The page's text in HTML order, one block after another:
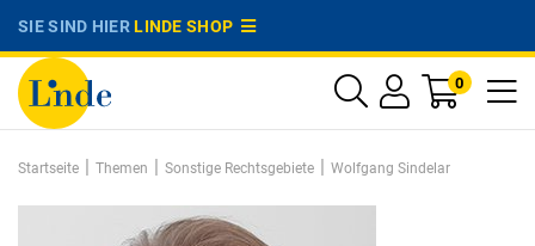
SIE SIND HIERLINDE SHOP
0
Startseite | Themen | Sonstige Rechtsgebiete | Wolfgang Sindelar